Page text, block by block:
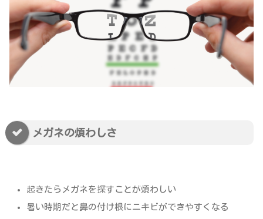
メガネの煩わしさ
起きたらメガネを探すことが煩わしい
暑い時期だと鼻の付け根にニキビができやすくなる